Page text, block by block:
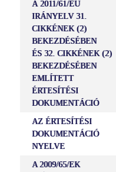
A 2011/61/EU
IRÁNYELV 31.
CIKKÉNEK (2)
BEKEZDÉSÉBEN
ÉS 32. CIKKÉNEK (2)
BEKEZDÉSÉBEN
EMLÍTETT
ÉRTESÍTÉSI
DOKUMENTÁCIÓ
AZ ÉRTESÍTÉSI
DOKUMENTÁCIÓ
NYELVE
A 2009/65/EK